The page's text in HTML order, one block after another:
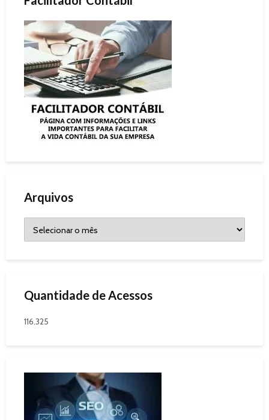
Arquivos
Quantidade de Acessos
116.325